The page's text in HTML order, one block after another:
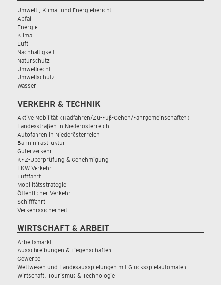
Umwelt-, Klima- und Energiebericht
Abfall
Energie
Klima
Luft
Nachhaltigkeit
Naturschutz
Umweltrecht
Umweltschutz
Wasser
VERKEHR & TECHNIK
Aktive Mobilität (Radfahren/Zu-Fuß-Gehen/Fahrgemeinschaften)
Landesstraßen in Niederösterreich
Autofahren in Niederösterreich
Bahninfrastruktur
Güterverkehr
KFZ-Überprüfung & Genehmigung
LKW Verkehr
Luftfahrt
Mobilitätsstrategie
Öffentlicher Verkehr
Schifffahrt
Verkehrssicherheit
WIRTSCHAFT & ARBEIT
Arbeitsmarkt
Ausschreibungen & Liegenschaften
Gewerbe
Wettwesen und Landesausspielungen mit Glücksspielautomaten
Wirtschaft, Tourismus & Technologie